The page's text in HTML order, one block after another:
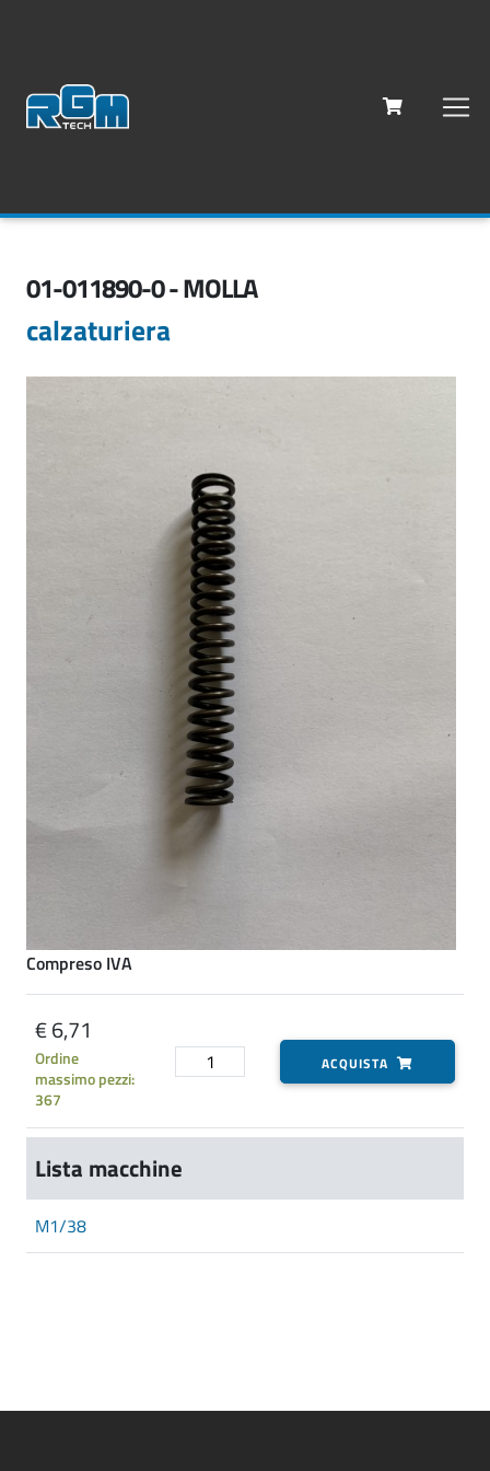
01-011890-0 - MOLLA
calzaturiera
Compreso IVA
€ 6,71
Ordine
massimo pezzi:
367
ACQUISTA
Lista macchine
M1/38